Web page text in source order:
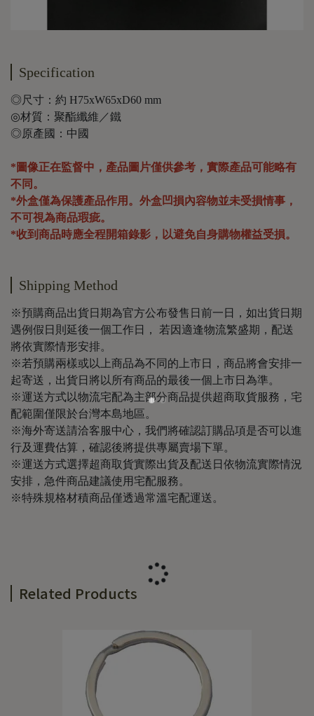
Specification
◎尺寸：約 H75xW65xD60 mm
◎材質：聚酯纖維／鐵
◎原產國：中國
*圖像正在監督中，產品圖片僅供參考，實際產品可能略有
不同。
*外盒僅為保護產品作用。外盒凹損內容物並未受損情事，
不可視為商品瑕疵。
*收到商品時應全程開箱錄影，以避免自身購物權益受損。
Shipping Method
※預購商品出貨日期為官方公布發售日前一日，如出貨日期
遇例假日則延後一個工作日， 若因適逢物流繁盛期，配送
將依實際情形安排。
※若預購兩樣或以上商品為不同的上市日，商品將會安排一
起寄送，出貨日將以所有商品的最後一個上市日為準。
※運送方式以物流宅配為主部分商品提供超商取貨服務，宅
配範圍僅限於台灣本島地區。
※海外寄送請洽客服中心，我們將確認訂購品項是否可以進
行及運費估算，確認後將提供專屬賣場下單。
※運送方式選擇超商取貨實際出貨及配送日依物流實際情況
安排，急件商品建議使用宅配服務。
※特殊規格材積商品僅透過常溫宅配運送。
Related Products